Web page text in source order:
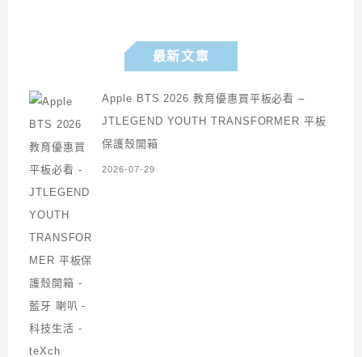
最新文章
Apple BTS 2026 教育優惠買平板必看 –
JTLEGEND YOUTH TRANSFORMER 平板
保護殼開箱
2026-07-29